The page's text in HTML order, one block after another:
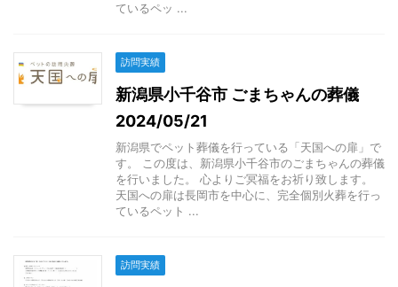
ているペッ ...
訪問実績
新潟県小千谷市 ごまちゃんの葬儀
2024/05/21
新潟県でペット葬儀を行っている「天国への扉」で
す。 この度は、新潟県小千谷市のごまちゃんの葬儀
を行いました。 心よりご冥福をお祈り致します。
天国への扉は長岡市を中心に、完全個別火葬を行っ
ているペット ...
訪問実績